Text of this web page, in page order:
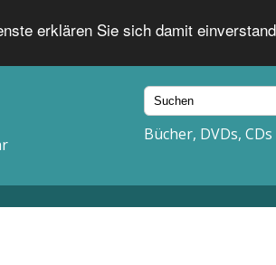
erklären Sie sich damit
Bücher, DVDs,